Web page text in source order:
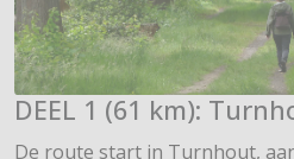
DEEL 1 (61 km):
De route start in Turnhout,